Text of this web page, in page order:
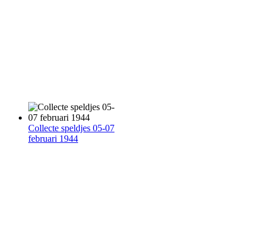
Collecte speldjes 05-07
februari 1944